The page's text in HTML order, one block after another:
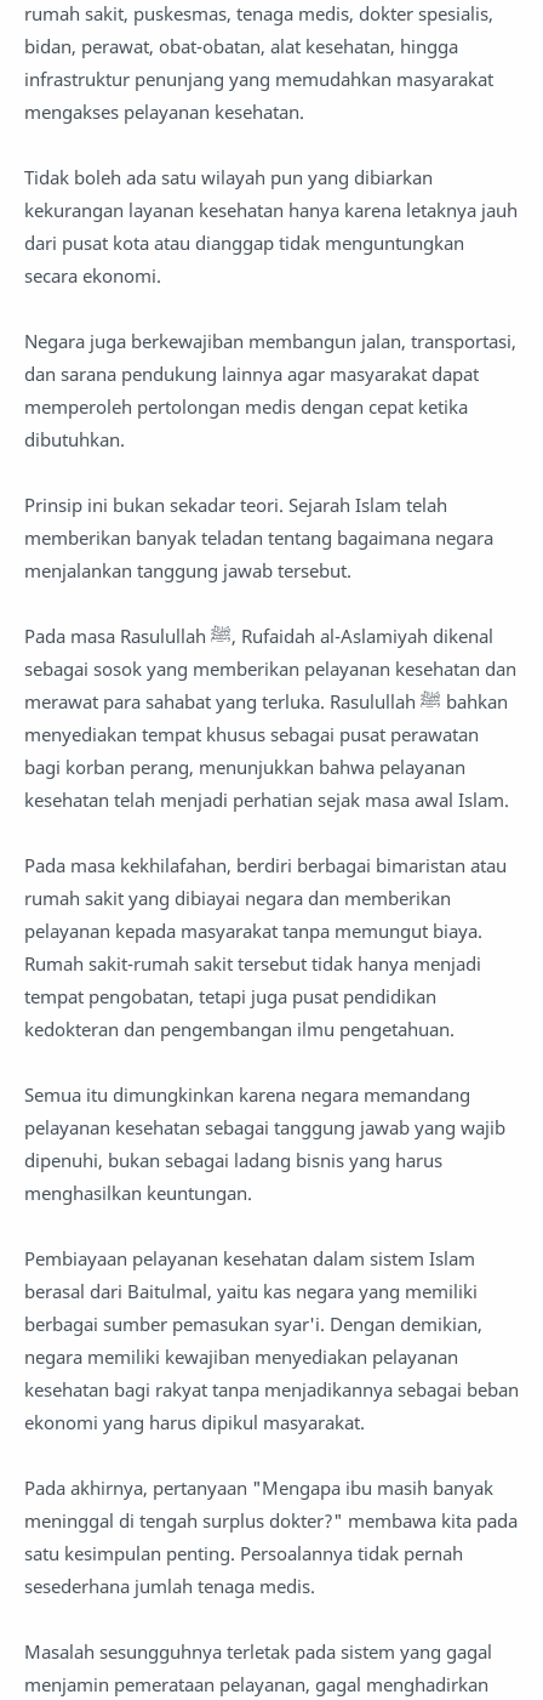
rumah sakit, puskesmas, tenaga medis, dokter spesialis,
bidan, perawat, obat-obatan, alat kesehatan, hingga
infrastruktur penunjang yang memudahkan masyarakat
mengakses pelayanan kesehatan.
Tidak boleh ada satu wilayah pun yang dibiarkan
kekurangan layanan kesehatan hanya karena letaknya jauh
dari pusat kota atau dianggap tidak menguntungkan
secara ekonomi.
Negara juga berkewajiban membangun jalan, transportasi,
dan sarana pendukung lainnya agar masyarakat dapat
memperoleh pertolongan medis dengan cepat ketika
dibutuhkan.
Prinsip ini bukan sekadar teori. Sejarah Islam telah
memberikan banyak teladan tentang bagaimana negara
menjalankan tanggung jawab tersebut.
Pada masa Rasulullah ﷺ, Rufaidah al-Aslamiyah dikenal
sebagai sosok yang memberikan pelayanan kesehatan dan
merawat para sahabat yang terluka. Rasulullah ﷺ bahkan
menyediakan tempat khusus sebagai pusat perawatan
bagi korban perang, menunjukkan bahwa pelayanan
kesehatan telah menjadi perhatian sejak masa awal Islam.
Pada masa kekhilafahan, berdiri berbagai bimaristan atau
rumah sakit yang dibiayai negara dan memberikan
pelayanan kepada masyarakat tanpa memungut biaya.
Rumah sakit-rumah sakit tersebut tidak hanya menjadi
tempat pengobatan, tetapi juga pusat pendidikan
kedokteran dan pengembangan ilmu pengetahuan.
Semua itu dimungkinkan karena negara memandang
pelayanan kesehatan sebagai tanggung jawab yang wajib
dipenuhi, bukan sebagai ladang bisnis yang harus
menghasilkan keuntungan.
Pembiayaan pelayanan kesehatan dalam sistem Islam
berasal dari Baitulmal, yaitu kas negara yang memiliki
berbagai sumber pemasukan syar'i. Dengan demikian,
negara memiliki kewajiban menyediakan pelayanan
kesehatan bagi rakyat tanpa menjadikannya sebagai beban
ekonomi yang harus dipikul masyarakat.
Pada akhirnya, pertanyaan "Mengapa ibu masih banyak
meninggal di tengah surplus dokter?" membawa kita pada
satu kesimpulan penting. Persoalannya tidak pernah
sesederhana jumlah tenaga medis.
Masalah sesungguhnya terletak pada sistem yang gagal
menjamin pemerataan pelayanan, gagal menghadirkan